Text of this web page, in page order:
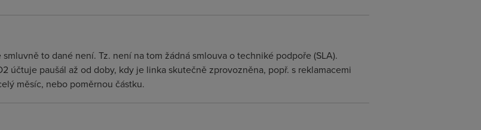
to dané není. Tz. není na tom žádná smlouva o techniké podpoře (SLA).
účtuje paušál až od doby, kdy je linka skutečně zprovozněna, popř. s reklamacemi
měsíc, nebo poměrnou částku.